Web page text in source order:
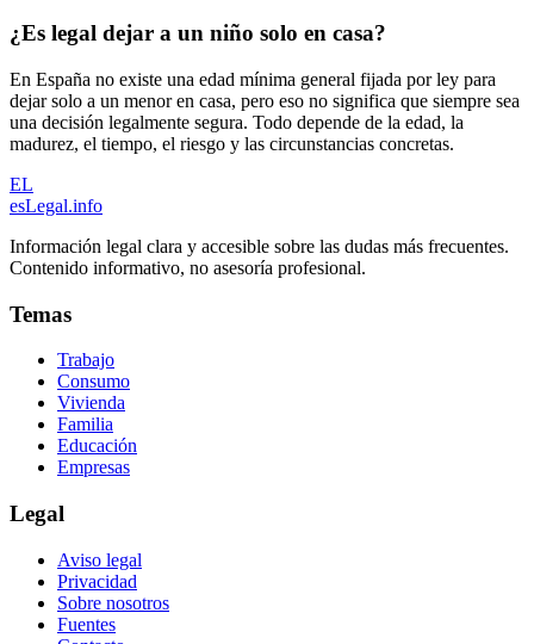
¿Es legal dejar a un niño solo en casa?
En España no existe una edad mínima general fijada por ley para
dejar solo a un menor en casa, pero eso no significa que siempre sea
una decisión legalmente segura. Todo depende de la edad, la
madurez, el tiempo, el riesgo y las circunstancias concretas.
EL
esLegal.info
Información legal clara y accesible sobre las dudas más frecuentes.
Contenido informativo, no asesoría profesional.
Temas
Trabajo
Consumo
Vivienda
Familia
Educación
Empresas
Legal
Aviso legal
Privacidad
Sobre nosotros
Fuentes